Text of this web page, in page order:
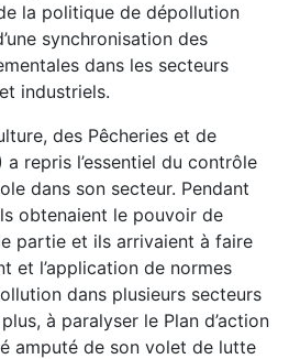
la politique de dépollution
synchronisation des
dans les secteurs
industriels.
des Pêcheries et de
a repris l’essentiel du contrôle
dans son secteur. Pendant
obtenaient le pouvoir de
partie et ils arrivaient à faire
et l’application de normes
dans plusieurs secteurs
à paralyser le Plan d’action
amputé de son volet de lutte